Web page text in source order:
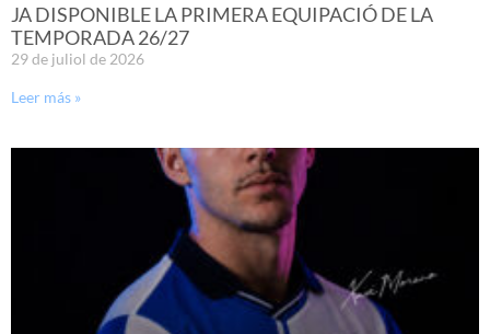
JA DISPONIBLE LA PRIMERA EQUIPACIÓ DE LA
TEMPORADA 26/27
29 de juliol de 2026
Leer más »